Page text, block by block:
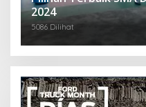
2024
5086 Dilihat